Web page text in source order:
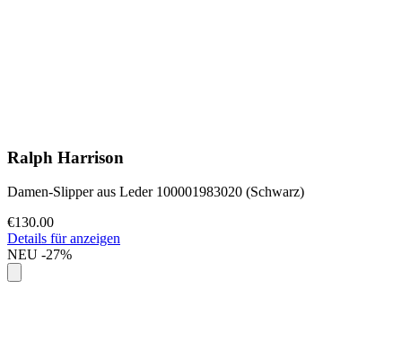
Ralph Harrison
Damen-Slipper aus Leder 100001983020 (Schwarz)
€130.00
Details für anzeigen
NEU -27%